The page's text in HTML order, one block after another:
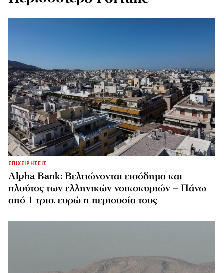
ΕΠΙΧΕΙΡΗΣΕΙΣ
Alpha Bank: Βελτιώνονται εισόδημα και
πλούτος των ελληνικών νοικοκυριών – Πάνω
από 1 τρισ. ευρώ η περιουσία τους